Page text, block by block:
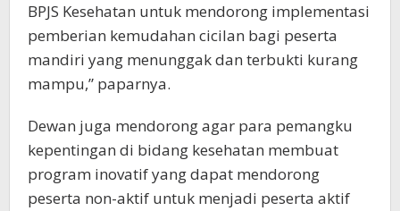
BPJS Kesehatan untuk mendorong implementasi
pemberian kemudahan cicilan bagi peserta
mandiri yang menunggak dan terbukti kurang
mampu,” paparnya.
Dewan juga mendorong agar para pemangku
kepentingan di bidang kesehatan membuat
program inovatif yang dapat mendorong
peserta non-aktif untuk menjadi peserta aktif